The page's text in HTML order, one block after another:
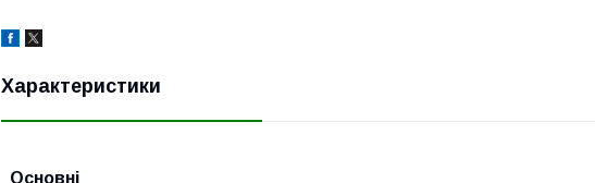
Характеристики
Основні